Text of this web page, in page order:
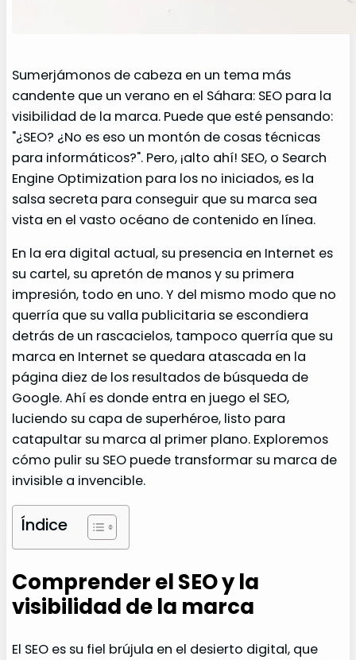
Sumerjámonos de cabeza en un tema más
candente que un verano en el Sáhara: SEO para la
visibilidad de la marca. Puede que esté pensando:
"¿SEO? ¿No es eso un montón de cosas técnicas
para informáticos?". Pero, ¡alto ahí! SEO, o Search
Engine Optimization para los no iniciados, es la
salsa secreta para conseguir que su marca sea
vista en el vasto océano de contenido en línea.
En la era digital actual, su presencia en Internet es
su cartel, su apretón de manos y su primera
impresión, todo en uno. Y del mismo modo que no
querría que su valla publicitaria se escondiera
detrás de un rascacielos, tampoco querría que su
marca en Internet se quedara atascada en la
página diez de los resultados de búsqueda de
Google. Ahí es donde entra en juego el SEO,
luciendo su capa de superhéroe, listo para
catapultar su marca al primer plano. Exploremos
cómo pulir su SEO puede transformar su marca de
invisible a invencible.
Índice
Comprender el SEO y la
visibilidad de la marca
El SEO es su fiel brújula en el desierto digital, que